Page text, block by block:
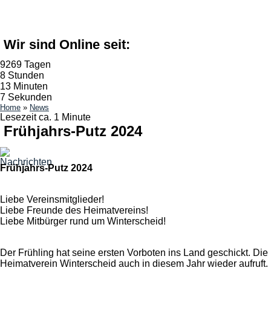
Wir sind Online seit:
9269 Tagen
8 Stunden
13 Minuten
8 Sekunden
Home » News
Lesezeit ca. 1 Minute
Frühjahrs-Putz 2024
Frühjahrs-Putz 2024
Liebe Vereinsmitglieder!
Liebe Freunde des Heimatvereins!
Liebe Mitbürger rund um Winterscheid!
Der Frühling hat seine ersten Vorboten ins Land geschickt.
Heimatverein Winterscheid auch in diesem Jahr wieder aufruft.